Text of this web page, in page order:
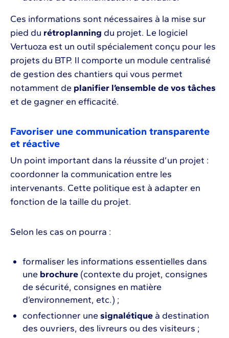
Ces informations sont nécessaires à la mise sur
pied du rétroplanning du projet. Le logiciel
Vertuoza est un outil spécialement conçu pour les
projets du BTP. Il comporte un module centralisé
de gestion des chantiers qui vous permet
notamment de planifier l’ensemble de vos tâches
et de gagner en efficacité.
Favoriser une communication transparente
et réactive
Un point important dans la réussite d’un projet :
coordonner la communication entre les
intervenants. Cette politique est à adapter en
fonction de la taille du projet.
Selon les cas on pourra :
formaliser les informations essentielles dans
une brochure (contexte du projet, consignes
de sécurité, consignes en matière
d’environnement, etc.) ;
confectionner une signalétique à destination
des ouvriers, des livreurs ou des visiteurs ;